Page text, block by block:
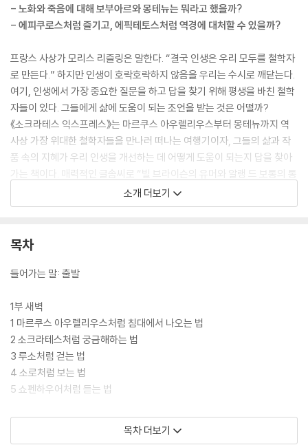
- 노화와 죽음에 대해 보부아르와 몽테뉴는 뭐라고 했을까?
- 에피쿠로스처럼 즐기고, 에픽테토스처럼 역경에 대처할 수 있을까?
프랑스 사상가 모리스 리즐링은 말한다. “결국 인생은 우리 모두를 철학자
로 만든다.” 하지만 인생이 호락호락하지 않음을 우리는 수시로 깨닫는다.
여기, 인생에서 가장 중요한 질문을 하고 답을 찾기 위해 평생을 바친 철학
자들이 있다. 그들에게 삶에 도움이 되는 조언을 받는 것은 어떨까?
《소크라테스 익스프레스》는 마르쿠스 아우렐리우스부터 몽테뉴까지 역
사상 가장 위대한 철학자들을 만나러 떠나는 여행기이자, 그들의 삶과 작
품 속의 지혜가 우리 인생을 개선하는 데 어떻게 도움이 되는지 답을 찾아
가는 책이다. 매력적인 글솜씨로 “빌 브라이슨의 유머와 알랭 드 보통의 통
찰력이 만났다”는 평가를 받는 에릭 와이너가 이 여행의 동반자로 나선다.
다섯 살에게 중요한 ‘어떻게’ 질문과 서른다섯 살, 또는 일흔다섯 살에게 중
다.”
소개 더보기
목차
들어가는 말: 출발
1부 새벽
1 마르쿠스 아우렐리우스처럼 침대에서 나오는 법
2 소크라테스처럼 궁금해하는 법
3 루소처럼 걷는 법
4 소로처럼 보는 법
5 쇼펜하우어처럼 듣는 법
2부 정오
목차 더보기